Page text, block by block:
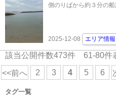
側のりばから約３分の
2025-12-08 エリア情
該当公開件数473件 61-80件
<<前へ 2 3 4 5 6
タグ一覧